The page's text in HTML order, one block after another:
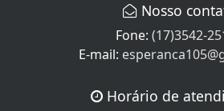
Nosso
Fone: (17)3542-
E-mail:
Horário de